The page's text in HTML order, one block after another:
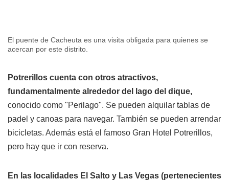
El puente de Cacheuta es una visita obligada para quienes se
acercan por este distrito.
Potrerillos cuenta con otros atractivos,
fundamentalmente alrededor del lago del dique,
conocido como "Perilago". Se pueden alquilar tablas de
padel y canoas para navegar. También se pueden arrendar
bicicletas. Además está el famoso Gran Hotel Potrerillos,
pero hay que ir con reserva.
En las localidades El Salto y Las Vegas (pertenecientes